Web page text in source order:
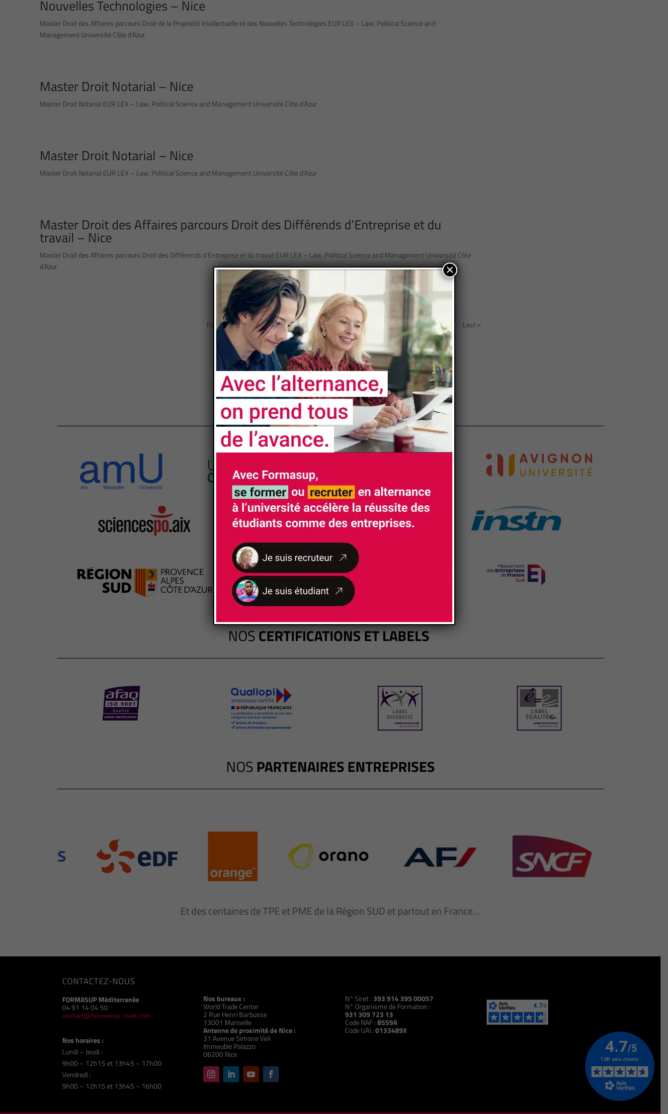
Nouvelles Technologies – Nice
Master Droit des Affaires parcours Droit de la Propriété Intellectuelle et des Nouvelles Technologies EUR LEX – Law, Political Science and
Management Université Côte d’Azur
Master Droit Notarial – Nice
Master Droit Notarial EUR LEX – Law, Political Science and Management Université Côte d’Azur
Master Droit Notarial – Nice
Master Droit Notarial EUR LEX – Law, Political Science and Management Université Côte d’Azur
Master Droit des Affaires parcours Droit des Différends d’Entreprise et du
travail – Nice
Master Droit des Affaires parcours Droit des Différends d’Entreprise et du travail EUR LEX – Law, Political Science and Management Université Côte
d’Azur
Page 8 of 32 « First « ... 6 7 8 9 20 30 ... » Last »
NOSPARTENAIRES
NOSCERTIFICATIONS ET LABELS
NOS PARTENAIRES ENTREPRISES
Et des centaines de TPE et PME de la Région SUD et partout en France…
CONTACTEZ-NOUS
FORMASUP Méditerranée
04 91 14 04 50
contact@formasup-med.com
Nos horaires :
Lundi – Jeudi :
9h00 – 12h15 et 13h45 – 17h00
Vendredi :
9h00 – 12h15 et 13h45 – 16h00
Nos bureaux :
World Trade Center
2 Rue Henri Barbusse
13001 Marseille
Antenne de proximité de Nice :
31 Avenue Simone Veil
Immeuble Palazzo
06200 Nice
N° Siret : 393 914 395 00057
N° Organisme de Formation :
931 309 723 13
Code NAF :8559A
Code UAI :0133489X
×